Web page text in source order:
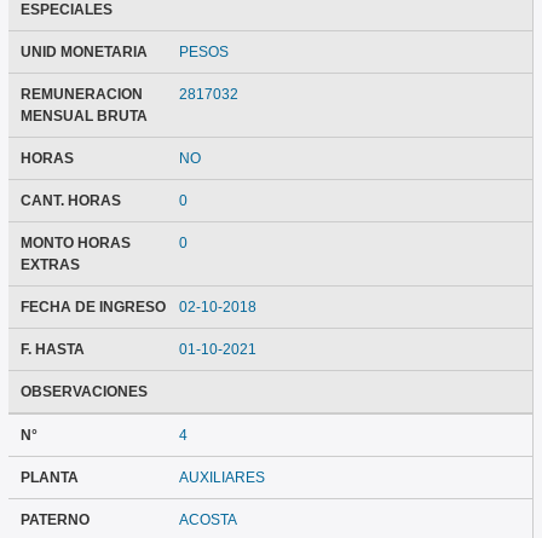
ESPECIALES
UNID MONETARIA PESOS
REMUNERACION
MENSUAL BRUTA
2817032
HORAS NO
CANT. HORAS 0
MONTO HORAS
EXTRAS
0
FECHA DE INGRESO 02-10-2018
F. HASTA 01-10-2021
OBSERVACIONES
N° 4
PLANTA AUXILIARES
PATERNO ACOSTA